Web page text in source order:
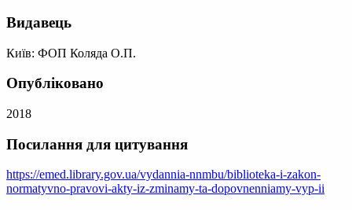
Видавець
Київ: ФОП Коляда О.П.
Опубліковано
2018
Посилання для цитування
https://emed.library.gov.ua/vydannia-nnmbu/biblioteka-i-zakon-
normatyvno-pravovi-akty-iz-zminamy-ta-dopovnenniamy-vyp-ii